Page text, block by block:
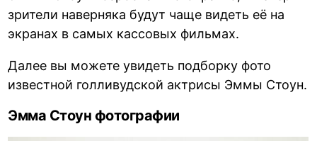
зрители наверняка будут чаще видеть её на
экранах в самых кассовых фильмах.
Далее вы можете увидеть подборку фото
известной голливудской актрисы Эммы Стоун.
Эмма Стоун фотографии